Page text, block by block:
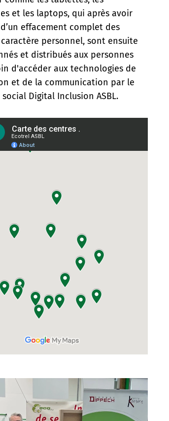
et les laptops, qui après avoir
effacement complet des
personnel, sont ensuite
et distribués aux personnes
d'accéder aux technologies de
et de la communication par le
Digital Inclusion ASBL.